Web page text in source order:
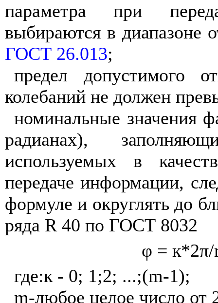
параметра при
выбираются в диапазоне
ГОСТ 26.013;
предел допустимого
колебаний не должен
номинальные значения
радианах),
используемых в
передаче информации,
формуле и округлять до
ряда R 40 по ГОСТ 8032
φ = к*2π/
где:к - 0; 1;2; ...;(m-1);
m-любое целое число от